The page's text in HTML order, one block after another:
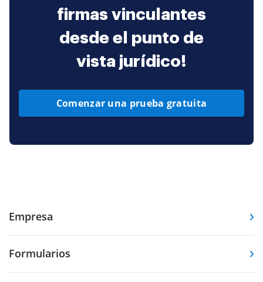
firmas vinculantes
desde el punto de
vista jurídico!
Comenzar una prueba gratuita
Empresa
Formularios